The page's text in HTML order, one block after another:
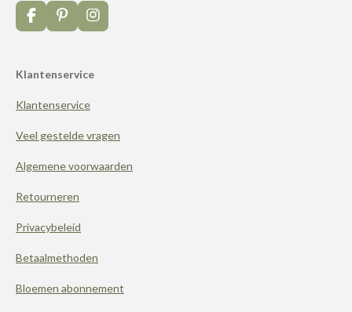
F
a
b
o
P
i
e
e
t
I
n
a
m
Klantenservice
Klantenservice
Veel gestelde vragen
Algemene voorwaarden
Retourneren
Privacybeleid
Betaalmethoden
Bloemen abonnement